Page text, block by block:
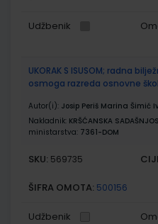
Udžbenik
UKORAK S ISUSOM; radna
osmoga razreda osnovne
Autor(i): Josip Periš Marina Šimić
Nakladnik: KRŠĆANSKA
ministarstva: 7361-DOM
SKU: 569735
ŠIFRA OMOTA: 500156
Udžbenik